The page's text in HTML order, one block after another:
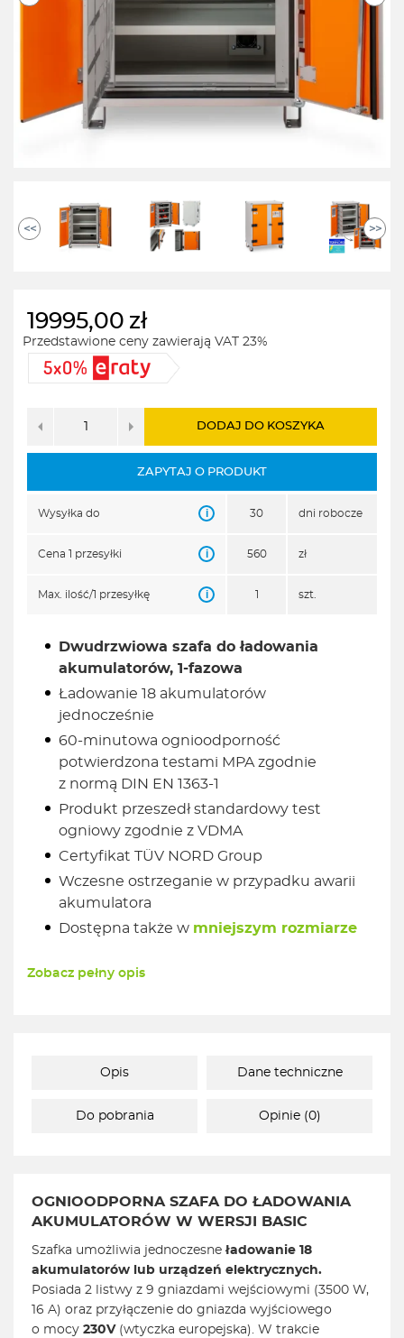
<< >>
19995,00 zł
Przedstawione ceny zawierają VAT 23%
DODAJ DO KOSZYKA
ZAPYTAJ O PRODUKT
Wysyłka do i 30 dni robocze
Cena 1 przesyłki i 560 zł
Max. ilość/1 przesyłkę i szt.
Dwudrzwiowa szafa do ładowania
akumulatorów, 1-fazowa
Ładowanie 18 akumulatorów
jednocześnie
60-minutowa ognioodporność
potwierdzona testami MPA zgodnie
z normą DIN EN 1363-1
Produkt przeszedł standardowy test
ogniowy zgodnie z VDMA
Certyfikat TÜV NORD Group
Wczesne ostrzeganie w przypadku awarii
akumulatora
Dostępna także w mniejszym rozmiarze
Zobacz pełny opis
Opis Dane techniczne
Do pobrania Opinie (0)
OGNIOODPORNA SZAFA DO ŁADOWANIA
AKUMULATORÓW W WERSJI BASIC
Szafka umożliwia jednoczesne ładowanie 18
akumulatorów lub urządzeń elektrycznych.
Posiada 2 listwy z 9 gniazdami wejściowymi (3500 W,
16 A) oraz przyłączenie do gniazda wyjściowego
o mocy 230V (wtyczka europejska). W trakcie